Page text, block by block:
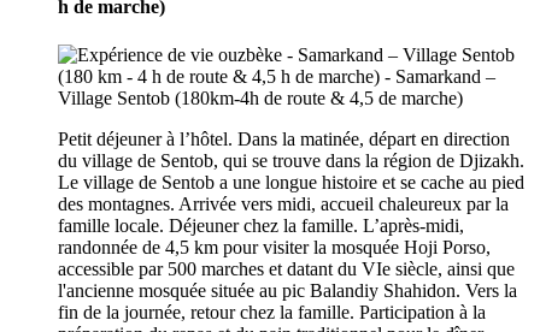
h de marche)
Petit déjeuner à l’hôtel. Dans la matinée, départ en direction
du village de Sentob, qui se trouve dans la région de Djizakh.
Le village de Sentob a une longue histoire et se cache au pied
des montagnes. Arrivée vers midi, accueil chaleureux par la
famille locale. Déjeuner chez la famille. L’après-midi,
randonnée de 4,5 km pour visiter la mosquée Hoji Porso,
accessible par 500 marches et datant du VIe siècle, ainsi que
l'ancienne mosquée située au pic Balandiy Shahidon. Vers la
fin de la journée, retour chez la famille. Participation à la